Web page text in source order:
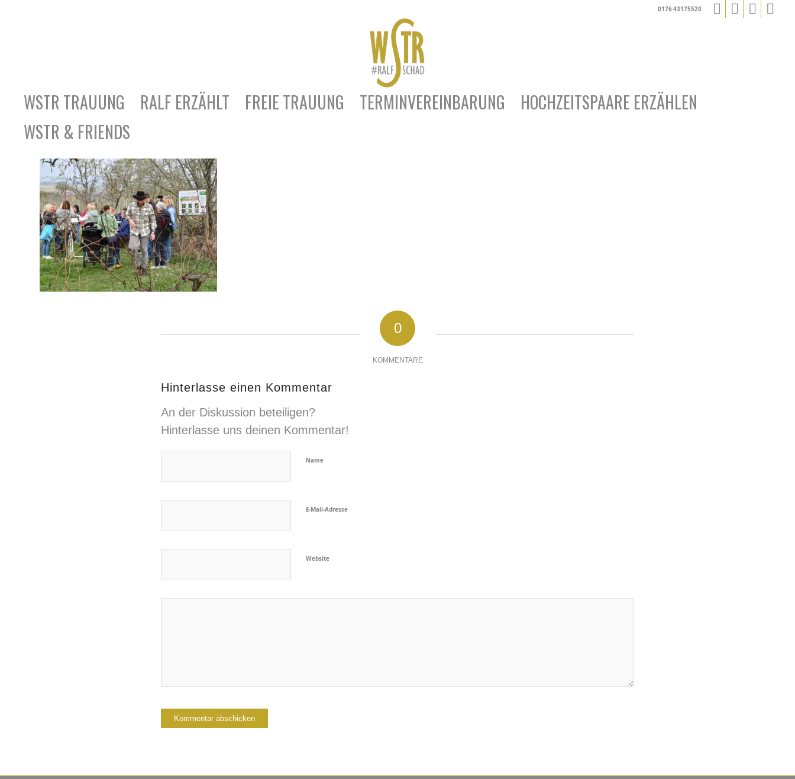
0176 43175520
WSTR TRAUUNG RALF ERZÄHLT FREIE TRAUUNG TERMINVEREINBARUNG
HOCHZEITSPAARE ERZÄHLEN
WSTR & FRIENDS
0
KOMMENTARE
Hinterlasse einen Kommentar
An der Diskussion beteiligen?
Hinterlasse uns deinen Kommentar!
Name
E-Mail-Adresse
Website